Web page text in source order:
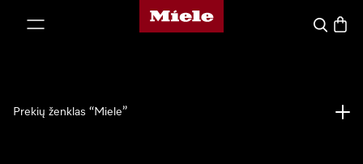
"Miele" pradžios tinklalapis
Paieška
Prekių ženklas “Miele”